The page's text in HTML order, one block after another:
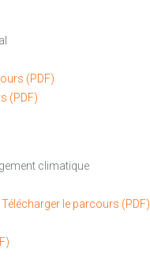
(PDF)
(PDF)
climatique
Télécharger le parcours (PDF)